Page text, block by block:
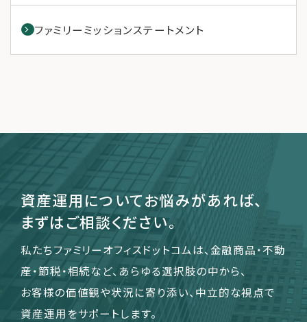
ファミリーミッションステートメント
資産運用についてお悩みがあれば、
まずはご相談ください。
私たちファミリーオフィスドットコムは、金融商品・不動
産・節税・相続など、あらゆる選択肢の中から、
お客様の価値観や状況に寄り添い、中立的な視点で
資産運用をサポートします。